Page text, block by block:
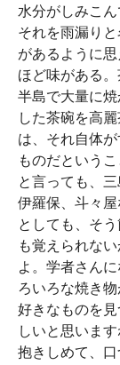
水分がしみこ
それを雨漏り
があるように
ほど味がある
半島で大量に
した茶碗を高
は、それ自体
ものだという
と言っても、
伊羅保、斗々
としても、そ
も覚えられな
よ。学者さん
ろいろな焼き
好きなものを
しいと思いま
抱きしめて、